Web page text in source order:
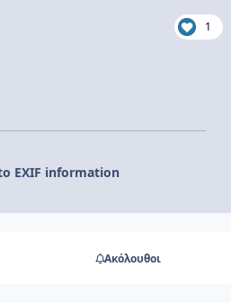
1
EXIF information
Ακόλουθοι